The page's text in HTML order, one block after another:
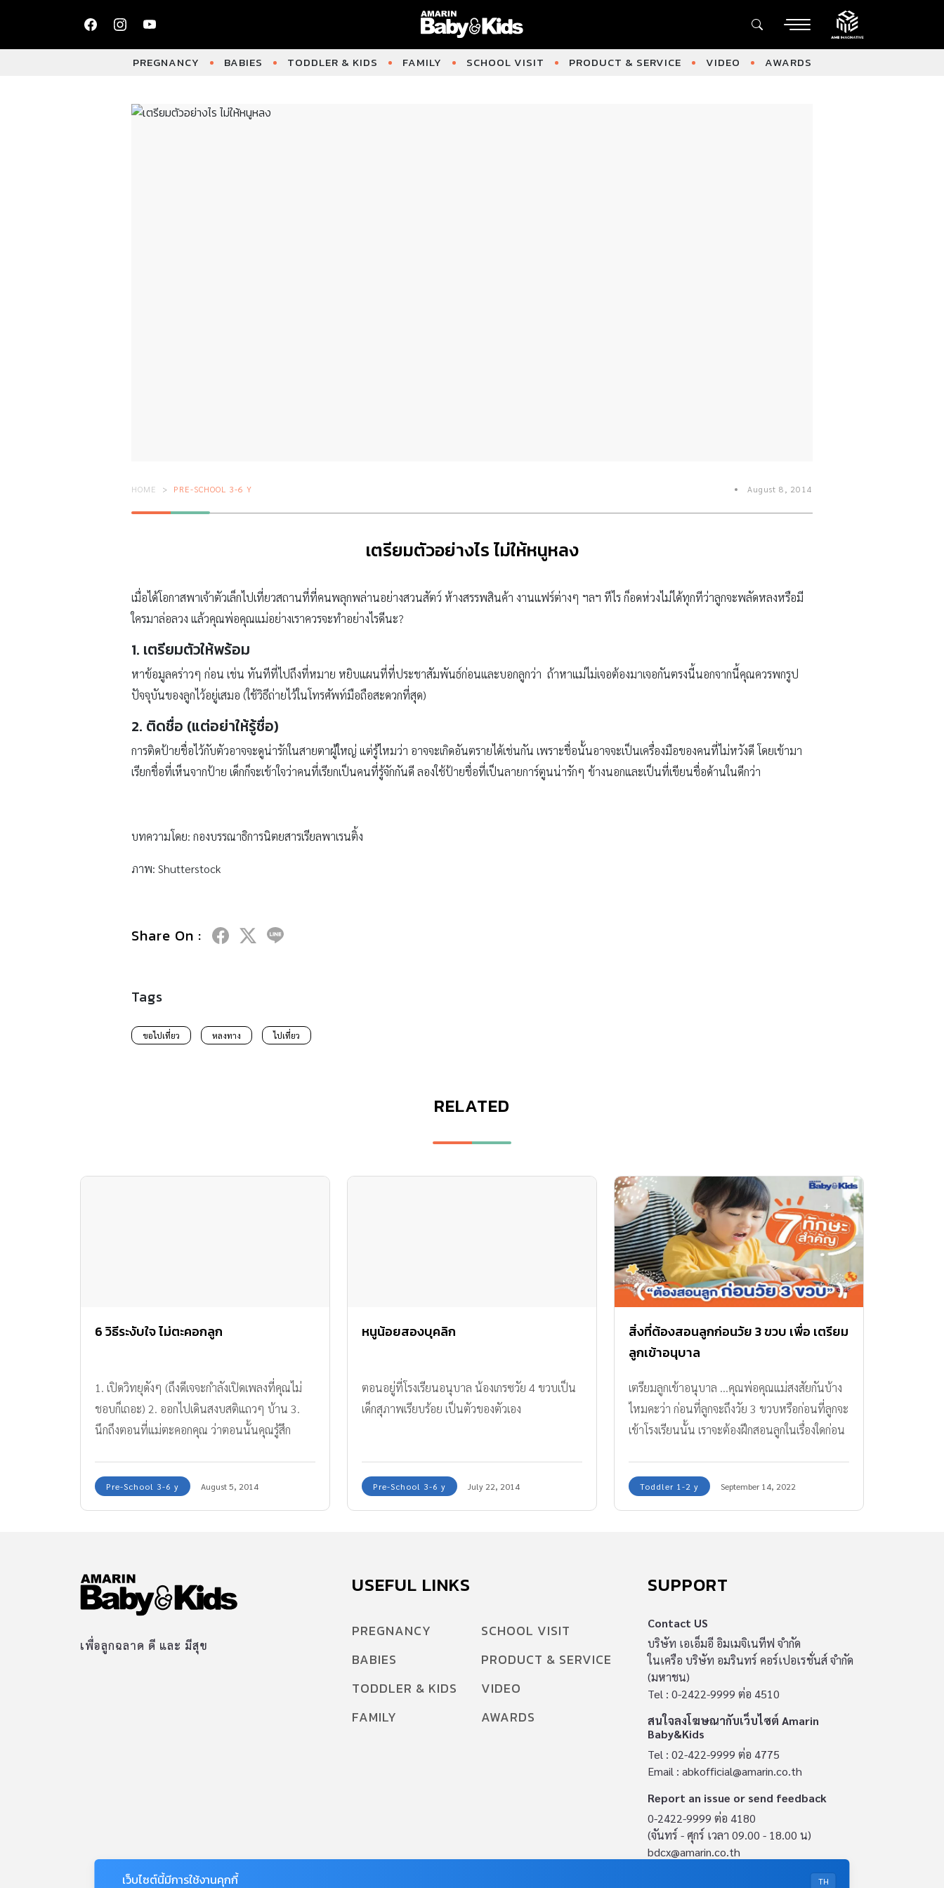
PREGNANCY BABIES TODDLER & KIDS FAMILY SCHOOL VISIT PRODUCT & SERVICE VIDEO AWARDS
HOME PRE-SCHOOL 3-6 Y August 8, 2014
เตรียมตัวอย่างไร ไม่ให้หนูหลง
เมื่อได้โอกาสพาเจ้าตัวเล็กไปเที่ยวสถานที่ที่คนพลุกพล่านอย่างสวนสัตว์ ห้างสรรพสินค้า งานแฟร์ต่างๆ ฯลฯ ทีไร ก็อดห่วงไม่ได้ทุกทีว่าลูกจะพลัดหลงหรือมี
ใครมาล่อลวง แล้วคุณพ่อคุณแม่อย่างเราควรจะทำอย่างไรดีนะ?
1. เตรียมตัวให้พร้อม
หาข้อมูลคร่าวๆ ก่อน เช่น ทันทีที่ไปถึงที่หมาย หยิบแผนที่ที่ประชาสัมพันธ์ก่อนและบอกลูกว่า ถ้าหาแม่ไม่เจอต้องมาเจอกันตรงนี้นอกจากนี้คุณควรพกรูป
ปัจจุบันของลูกไว้อยู่เสมอ (ใช้วิธีถ่ายไว้ในโทรศัพท์มือถือสะดวกที่สุด)
2. ติดชื่อ (แต่อย่าให้รู้ชื่อ)
การติดป้ายชื่อไว้กับตัวอาจจะดูน่ารักในสายตาผู้ใหญ่ แต่รู้ไหมว่า อาจจะเกิดอันตรายได้เช่นกัน เพราะชื่อนั้นอาจจะเป็นเครื่องมือของคนที่ไม่หวังดี โดยเข้ามา
เรียกชื่อที่เห็นจากป้าย เด็กก็จะเข้าใจว่าคนที่เรียกเป็นคนที่รู้จักกันดี ลองใช้ป้ายชื่อที่เป็นลายการ์ตูนน่ารักๆ ข้างนอกและเป็นที่เขียนชื่อด้านในดีกว่า
บทความโดย: กองบรรณาธิการนิตยสารเรียลพาเรนติ้ง
ภาพ: Shutterstock
Share On :
Tags
ขอไปเที่ยว หลงทาง ไปเที่ยว
RELATED
6 วิธีระงับใจ ไม่ตะคอกลูก
1. เปิดวิทยุดังๆ (ถึงดีเจจะกำลังเปิดเพลงที่คุณไม่
ชอบก็เถอะ) 2. ออกไปเดินสงบสติแถวๆ บ้าน 3.
นึกถึงตอนที่แม่ตะคอกคุณ ว่าตอนนั้นคุณรู้สึก
5. นึกถึงค่าใช้จ่ายในการบำบัดจิต 6. กอดกันดีกว่า
นะ บทความโดย: กองบรรณาธิการนิตยสารเรียล
Pre-School 3-6 y August 5, 2014
หนูน้อยสองบุคลิก
ตอนอยู่ที่โรงเรียนอนุบาล น้องเกรซวัย 4 ขวบเป็น
เด็กสุภาพเรียบร้อย เป็นตัวของตัวเอง
Pre-School 3-6 y July 22, 2014
สิ่งที่ต้องสอนลูกก่อนวัย 3 ขวบ เพื่อ เตรียม
ลูกเข้าอนุบาล
เตรียมลูกเข้าอนุบาล ...คุณพ่อคุณแม่สงสัยกันบ้าง
ไหมคะว่า ก่อนที่ลูกจะถึงวัย 3 ขวบหรือก่อนที่ลูกจะ
เข้าโรงเรียนนั้น เราจะต้องฝึกสอนลูกในเรื่องใดก่อน
Toddler 1-2 y September 14, 2022
เพื่อลูกฉลาด ดี และ มีสุข
USEFUL LINKS
PREGNANCY
BABIES
TODDLER & KIDS
FAMILY
SCHOOL VISIT
PRODUCT & SERVICE
VIDEO
AWARDS
SUPPORT
Contact US
บริษัท เอเอ็มอี อิมเมจิเนทีฟ จำกัด
ในเครือ บริษัท อมรินทร์ คอร์เปอเรชั่นส์ จำกัด
(มหาชน)
Tel : 0-2422-9999 ต่อ 4510
สนใจลงโฆษณากับเว็บไซต์ Amarin
Baby&Kids
Tel : 02-422-9999 ต่อ 4775
Email : abkofficial@amarin.co.th
Report an issue or send feedback
0-2422-9999 ต่อ 4180
(จันทร์ - ศุกร์ เวลา 09.00 - 18.00 น)
bdcx@amarin.co.th
TH
เว็บไซต์นี้มีการใช้งานคุกกี้